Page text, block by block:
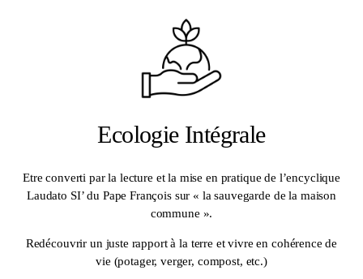
Ecologie Intégrale
Etre converti par la lecture et la mise en pratique de l’encyclique
Laudato SI’ du Pape François sur « la sauvegarde de la maison
commune ».
Redécouvrir un juste rapport à la terre et vivre en cohérence de
vie (potager, verger, compost, etc.)